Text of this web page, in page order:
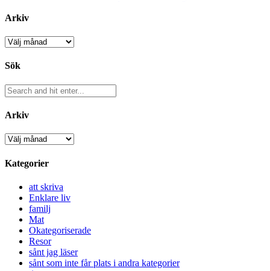
Arkiv
Arkiv
Sök
Arkiv
Arkiv
Kategorier
att skriva
Enklare liv
familj
Mat
Okategoriserade
Resor
sånt jag läser
sånt som inte får plats i andra kategorier